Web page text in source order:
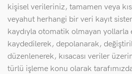
kişisel verileriniz, tamamen veya
veyahut herhangi bir veri kayıt
kaydıyla otomatik olmayan yollarla
kaydedilerek, depolanarak,
düzenlenerek, kısacası veriler
türlü işleme konu olarak